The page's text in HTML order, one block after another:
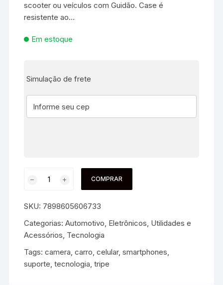
scooter ou veículos com Guidão. Case é
resistente ao…
Em estoque
Simulação de frete
COMPRAR
SKU: 7898605606733
Categorias:Automotivo, Eletrônicos, Utilidades e
Acessórios, Tecnologia
Tags:camera,carro,celular,smartphones,
suporte,tecnologia,tripe